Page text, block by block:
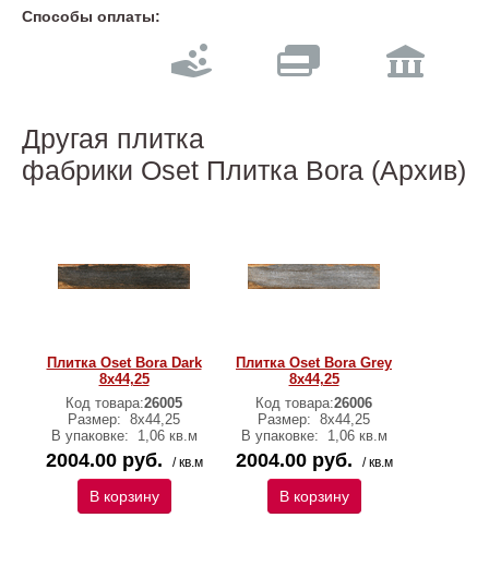
Способы оплаты:
Другая плитка
фабрики Oset Плитка Bora (Архив)
Плитка Oset Bora Dark
8x44,25
Код товара:26005
Размер: 8x44,25
В упаковке:
1,06 кв.м
2004.00 руб. / кв.м
В корзину
Плитка Oset Bora Grey
8x44,25
Код товара:26006
Размер: 8x44,25
В упаковке:
1,06 кв.м
2004.00 руб. / кв.м
В корзину